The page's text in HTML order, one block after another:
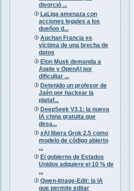
divorció ...
LaLiga amenaza con
acciones legales a los
dueños d...
Auchan Francia es
víctima de una brecha de
datos
Elon Musk demanda a
Apple y OpenAI por
dificultar ...
Detenido un profesor de
Jaén por hackear la
plataf...
DeepSeek V3.1: la nueva
IA china gratuita que
desa...
xAI libera Grok 2.5 como
modelo de código abierto
...
El gobierno de Estados
Unidos adquiere el 10 % de
...
Qwen-Image-Edit: la IA
que permite editar